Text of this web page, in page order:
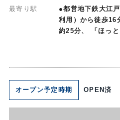
最寄り駅
●都営地下鉄大江
利用）から徒歩16
約25分、 「ほっと
オープン予定時期 OPEN済